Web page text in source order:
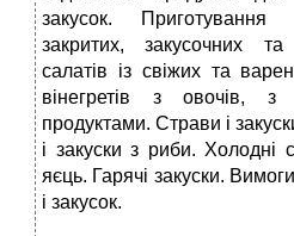
закусок. Приготування
закритих, закусочних
салатів із свіжих та
вінегретів з овочів,
продуктами. Страви і
і закуски з риби. Холодні
яєць. Гарячі закуски.
і закусок.